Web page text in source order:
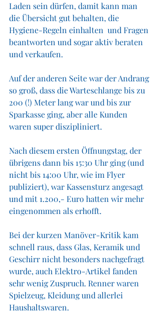
Laden sein dürfen, damit kann man
die Übersicht gut behalten, die
Hygiene-Regeln einhalten  und Fragen
beantworten und sogar aktiv beraten
und verkaufen.
Auf der anderen Seite war der Andrang
so groß, dass die Warteschlange bis zu
200 (!) Meter lang war und bis zur
Sparkasse ging, aber alle Kunden
waren super diszipliniert.
Nach diesem ersten Öffnungstag, der
übrigens dann bis 15:30 Uhr ging (und
nicht bis 14:00 Uhr, wie im Flyer
publiziert), war Kassensturz angesagt
und mit 1.200,- Euro hatten wir mehr
eingenommen als erhofft.
Bei der kurzen Manöver-Kritik kam
schnell raus, dass Glas, Keramik und
Geschirr nicht besonders nachgefragt
wurde, auch Elektro-Artikel fanden
sehr wenig Zuspruch. Renner waren
Spielzeug, Kleidung und allerlei
Haushaltswaren.